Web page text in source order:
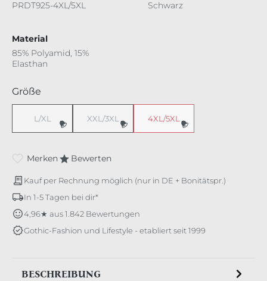
PRDT925-4XL/5XL
Schwarz
Material
85% Polyamid, 15%
Elasthan
Größe
L/XL(Diese Option ist zurzeit nicht verfügbar.)
XXL/3XL(Diese Option ist zurzeit nicht verfügbar.)
4XL/5XL(Diese Option ist zurzeit nicht
Merken Bewerten
Kauf per Rechnung möglich (nur in DE + Bonitätspr.)
In 1-5 Tagen bei dir*
4,96★ aus 1.842 Bewertungen
Gothic-Fashion und Lifestyle - etabliert seit 1999
BESCHREIBUNG